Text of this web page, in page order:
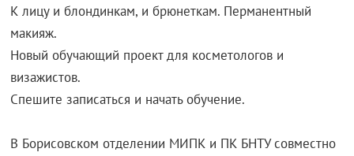
К лицу и блондинкам, и брюнеткам. Перманентный
макияж.
Новый обучающий проект для косметологов и
визажистов.
Спешите записаться и начать обучение.
В Борисовском отделении МИПК и ПК БНТУ совместно